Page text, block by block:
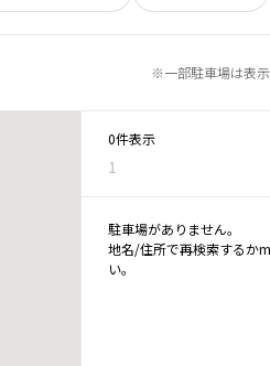
※一部駐車場は表
0件表示
1
駐車場がありません。
地名/住所で再検索するか
い。